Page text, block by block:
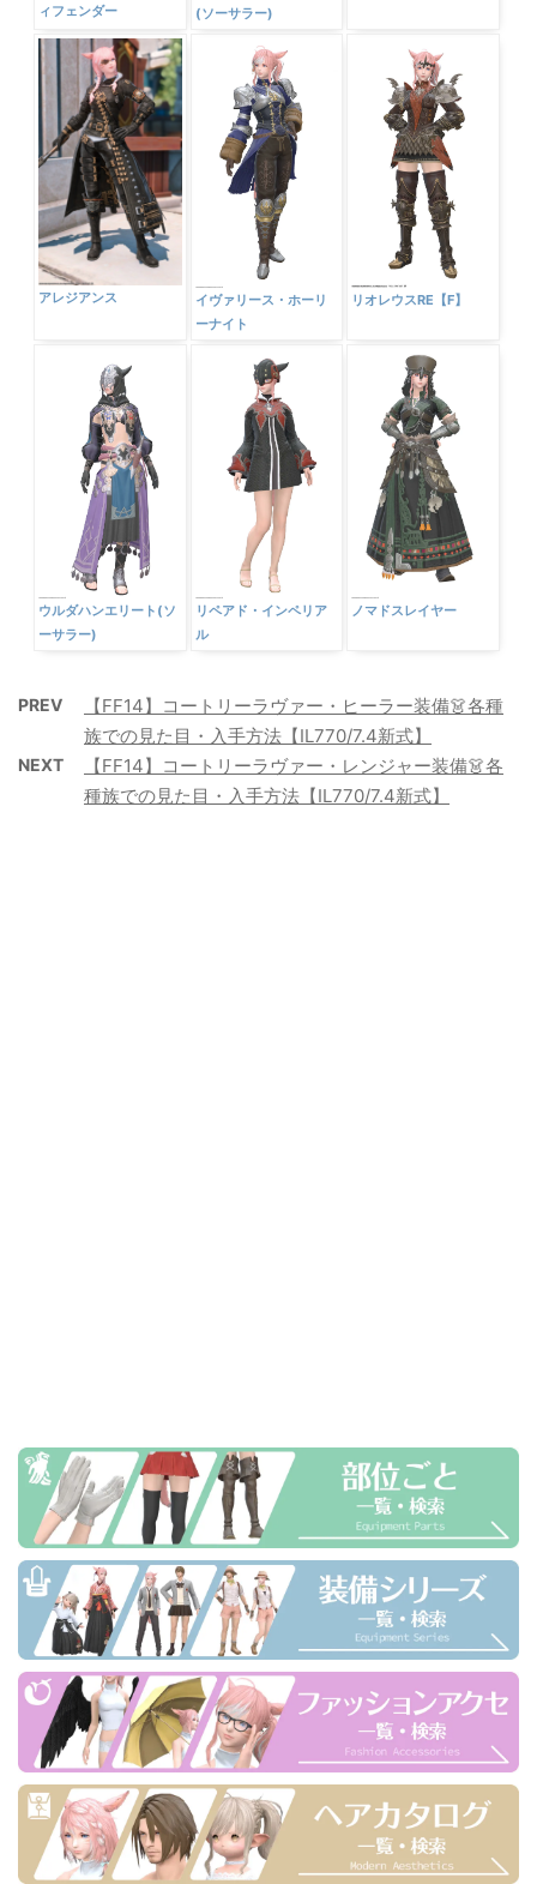
ィフェンダー
(ソーサラー)
アレジアンス
イヴァリース・ホーリ
ーナイト
リオレウスRE【F】
ウルダハンエリート(ソ
ーサラー)
リペアド・インペリア
ル
ノマドスレイヤー
PREV
【FF14】コートリーラヴァー・ヒーラー装備👗各種
族での見た目・入手方法【IL770/7.4新式】
NEXT
【FF14】コートリーラヴァー・レンジャー装備👗各
種族での見た目・入手方法【IL770/7.4新式】